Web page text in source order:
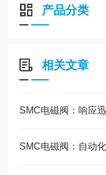
产品分类
相关文章
SMC电磁阀：响应
SMC电磁阀：自动